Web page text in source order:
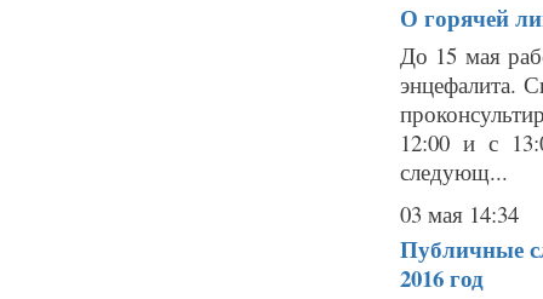
О горячей
До 15 мая
энцефалита.
12:00 и с
следующ...
03 мая 14:34
Публичные
2016 год